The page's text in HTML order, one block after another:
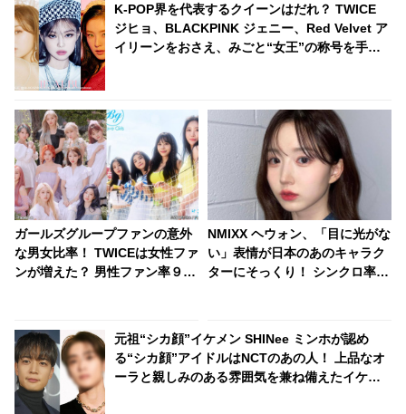
K-POP界を代表するクイーンはだれ？ TWICE
ジヒョ、BLACKPINK ジェニー、Red Velvet ア
イリーンをおさえ、みごと“女王”の称号を手に
ガールズグループファンの意外
な男女比率！ TWICEは女性ファ
ンが増えた？ 男性ファン率９割
NMIXX ヘウォン、「目に光がな
い」表情が日本のあのキャラク
ターにそっくり！ シンクロ率
元祖“シカ顔”イケメン SHINee ミンホが認め
る“シカ顔”アイドルはNCTのあの人！ 上品なオ
ーラと親しみのある雰囲気を兼ね備えたイケメ